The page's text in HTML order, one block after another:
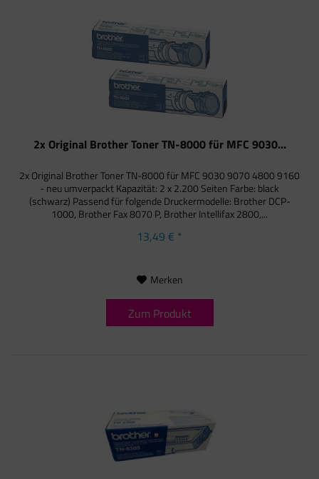
2x Original Brother Toner TN-8000 für MFC 9030...
2x Original Brother Toner TN-8000 für MFC 9030 9070 4800 9160
- neu umverpackt Kapazität: 2 x 2.200 Seiten Farbe: black
(schwarz) Passend für folgende Druckermodelle: Brother DCP-
1000, Brother Fax 8070 P, Brother Intellifax 2800,...
13,49 € *
Merken
Zum Produkt